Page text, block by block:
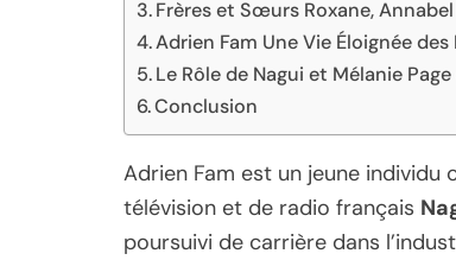
Frères et Sœurs Roxane,
Adrien Fam Une Vie Éloignée
Le Rôle de Nagui et Mélanie
Conclusion
Adrien Fam est un jeune
télévision et de radio français
poursuivi de carrière dans